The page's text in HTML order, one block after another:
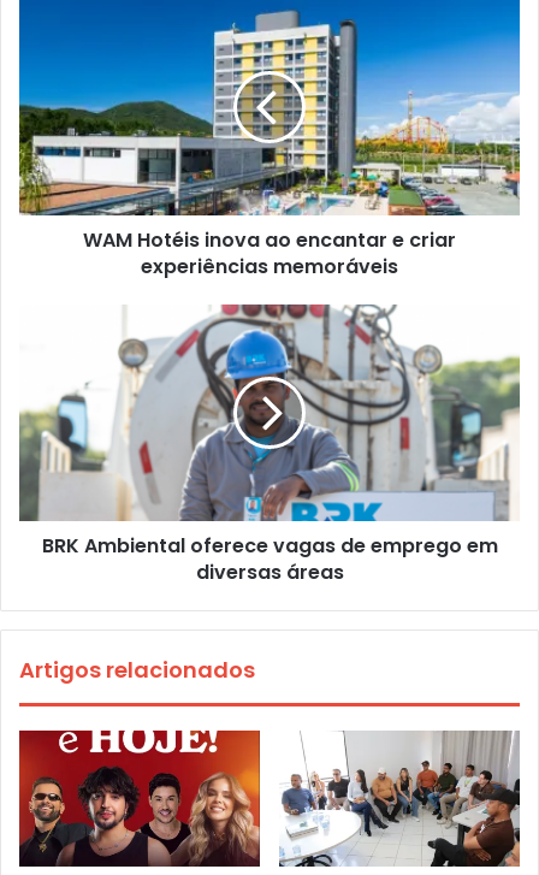
WAM Hotéis inova ao encantar e criar
experiências memoráveis
BRK Ambiental oferece vagas de emprego em
diversas áreas
Artigos relacionados